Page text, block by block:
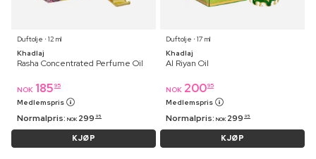
Duftolje ⋅ 12 ml
Khadlaj
Rasha Concentrated Perfume Oil
NOK 185 95
Medlemspris
Normalpris: NOK 299 95
KJØP
Duftolje ⋅ 17 ml
Khadlaj
Al Riyan Oil
NOK 20095
Medlemspris
Normalpris: NOK 299 95
KJØP